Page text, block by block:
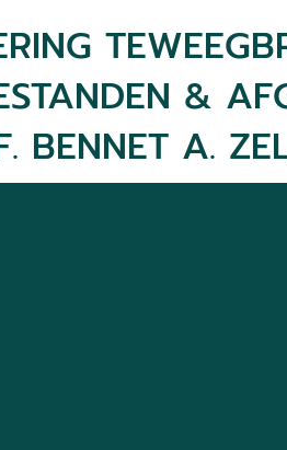
&
BENNET A.